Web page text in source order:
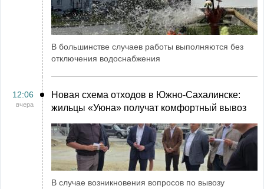
В большинстве случаев работы выполняются без
отключения водоснабжения
12:06
вчера
Новая схема отходов в Южно-Сахалинске:
жильцы «Уюна» получат комфортный вывоз
В случае возникновения вопросов по вывозу